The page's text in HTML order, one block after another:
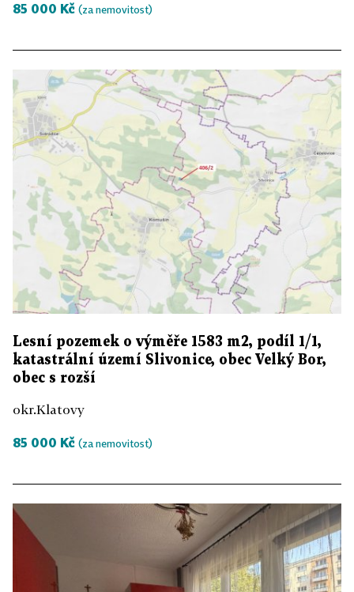
85 000 Kč (za nemovitost)
Lesní pozemek o výměře 1583 m2, podíl 1/1,
katastrální území Slivonice, obec Velký Bor,
obec s rozší
okr.Klatovy
85 000 Kč (za nemovitost)